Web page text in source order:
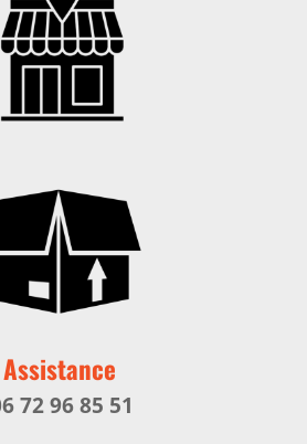
Assistance
72 96 85 51